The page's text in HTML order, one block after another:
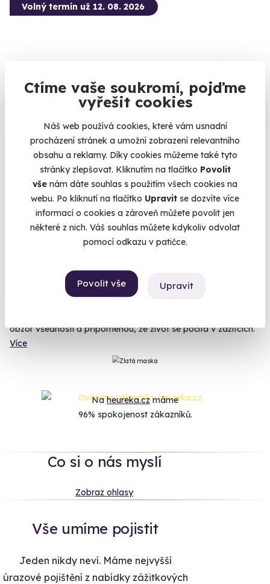
Ctíme vaše soukromí, pojďme
vyřešit cookies
Náš web používá cookies, které vám usnadní
procházení stránek a umožní zobrazení relevantního
obsahu a reklamy. Díky cookies můžeme také tyto
stránky zlepšovat. Kliknutím na tlačítko Povolit
vše nám dáte souhlas s použitím všech cookies na
webu. Po kliknutí na tlačítko Upravit se dozvíte více
informací o cookies a zároveň můžete povolit jen
některé z nich. Váš souhlas můžete kdykoliv odvolat
pomocí odkazu v patičce.
Povolit vše Upravit
9.4(4)
Volný termín už 12. 08. 2026
Zážitková střelba: Nejsilnější zbraně - 7
zbraní
Vypálíte 13 výstřelů!
Dačice (okres Jindřichův Hradec)
(+ 28 dalších lokalit)
3 599 Kč
Zobrazit zážitky na mapě
Od adrenalinu přes gurmánské radosti až po chvíle
obzor všednosti a připomenou, že život se počítá v zážitcích.
Více
Naheureka.czmáme
96% spokojenost zákazníků.
Co si o nás myslí
Zobraz ohlasy
Vše umíme pojistit
Jeden nikdy neví. Máme nejvyšší
úrazové pojištění z nabídky zážitkových